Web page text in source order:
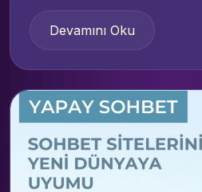
Devamını Oku